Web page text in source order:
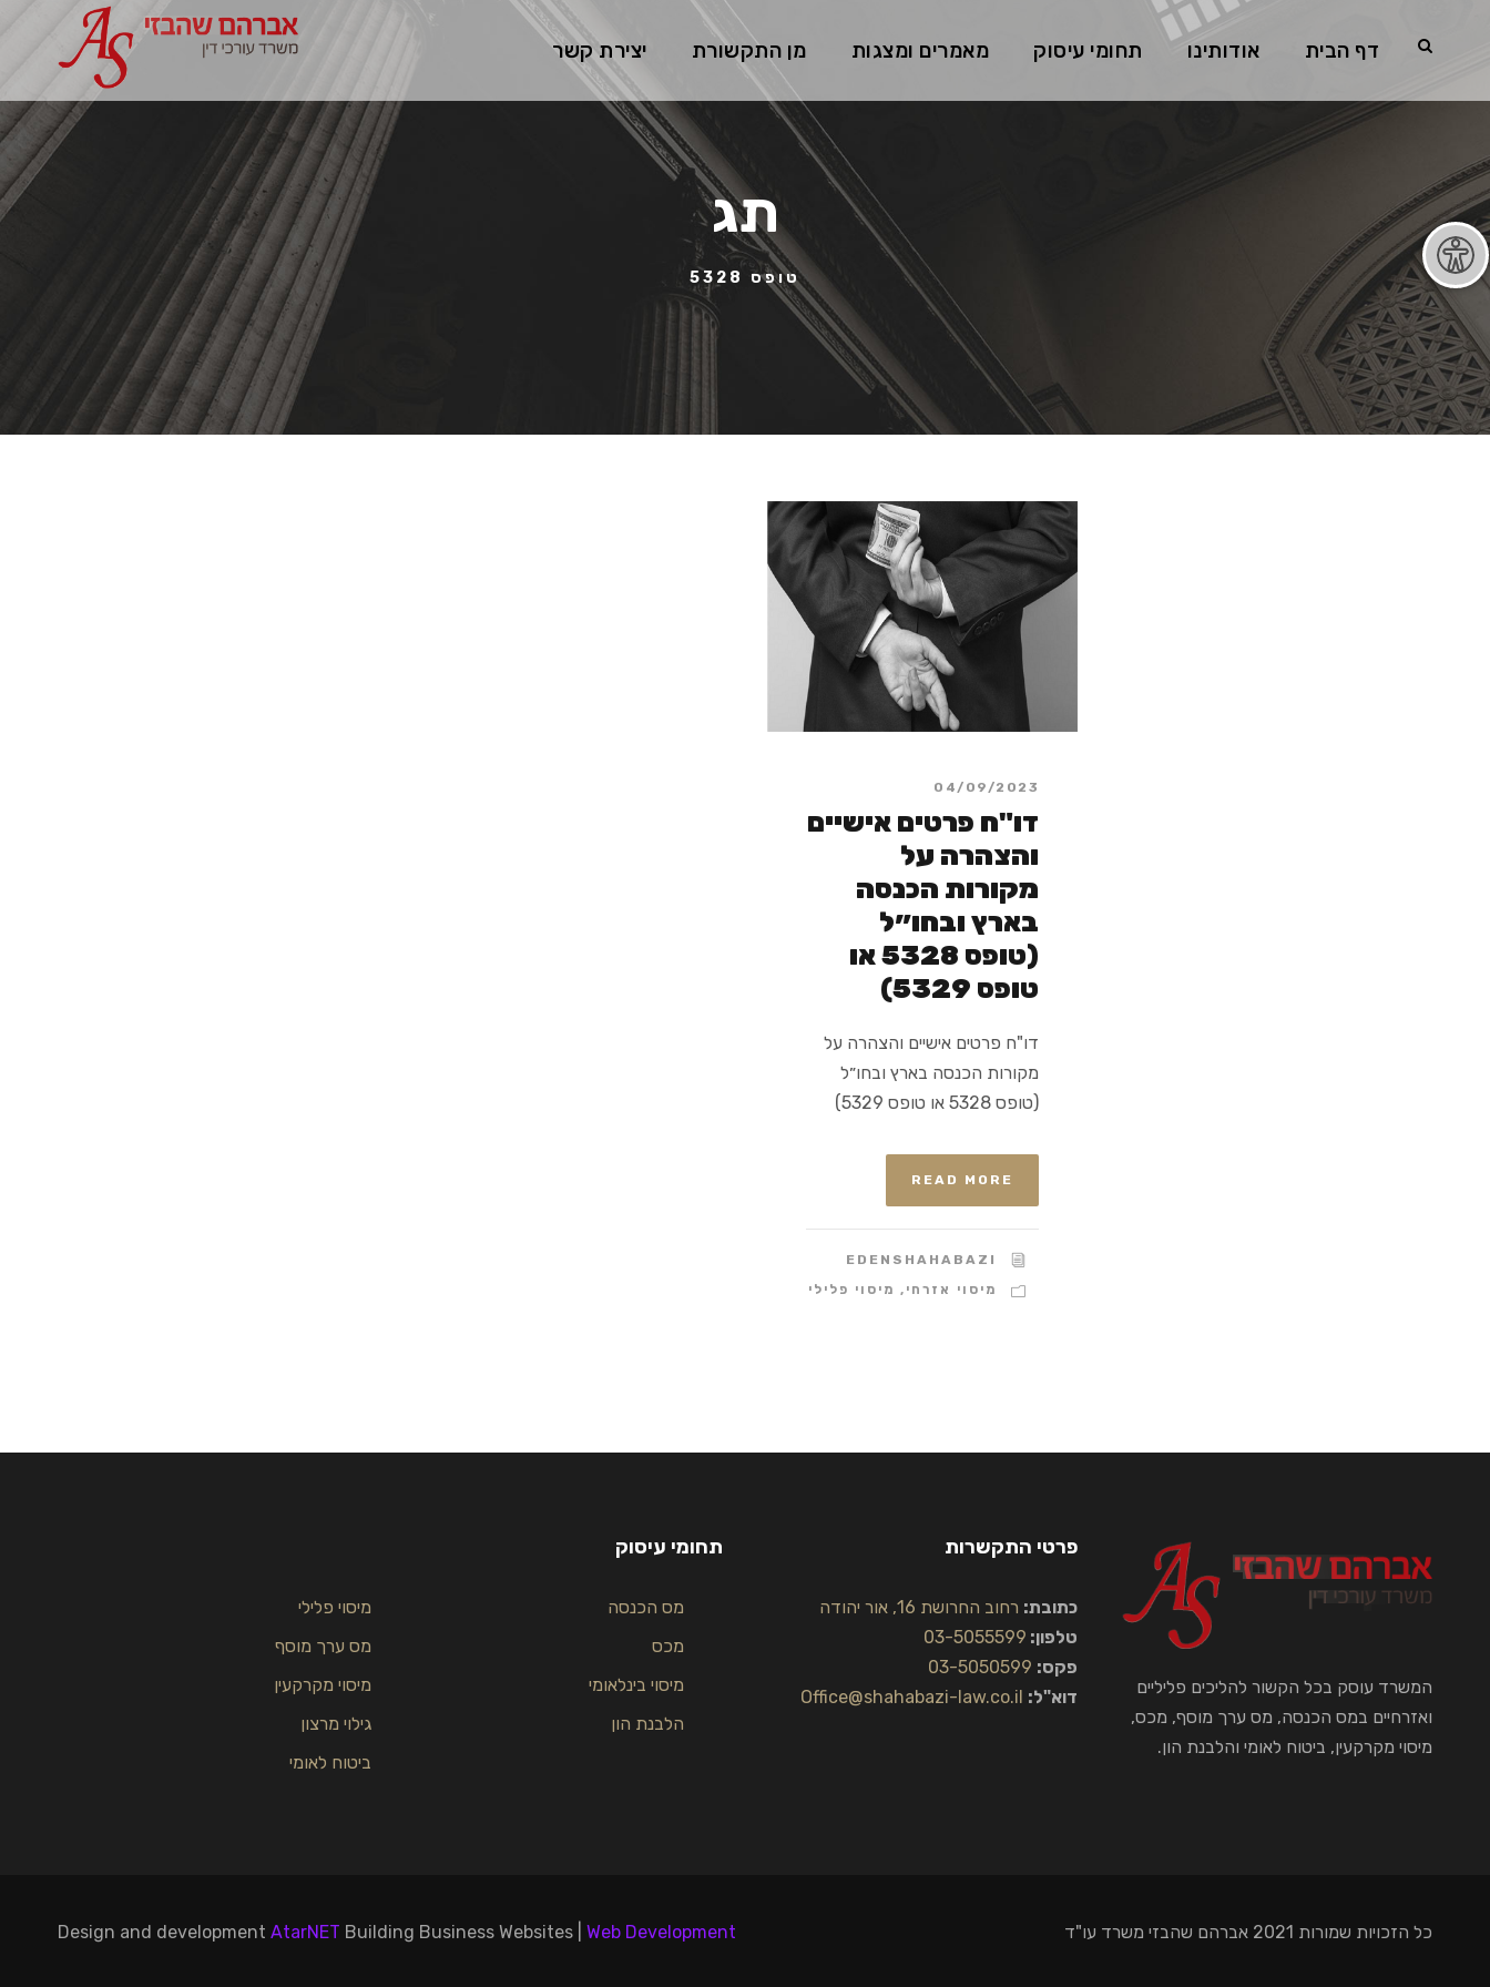
דף הבית אודותינו תחומי עיסוק מאמרים ומצגות מן התקשורת יצירת קשר
תג
טופס 5328
04/09/2023
דו"ח פרטים אישיים
והצהרה על
מקורות הכנסה
בארץ ובחו״ל
(טופס 5328 או
טופס 5329)
דו"ח פרטים אישיים והצהרה על
מקורות הכנסה בארץ ובחו״ל
(טופס 5328 או טופס 5329)
READ MORE
EDENSHAHABAZI
מיסוי אזרחי , מיסוי פלילי
המשרד עוסק בכל הקשור להליכים פליליים
ואזרחיים במס הכנסה, מס ערך מוסף, מכס,
מיסוי מקרקעין, ביטוח לאומי והלבנת הון.
פרטי התקשרות
כתובת: רחוב החרושת 16, אור יהודה
טלפון: 03-5055599
פקס: 03-5050599
דוא"ל: Office@shahabazi-law.co.il
תחומי עיסוק
מיסוי פלילי
מס הכנסה
מס ערך מוסף
מכס
מיסוי מקרקעין
מיסוי בינלאומי
גילוי מרצון
הלבנת הון
ביטוח לאומי
Design and development AtarNET Building Business Websites | Web Development כל הזכויות שמורות 2021 אברהם שהבזי משרד עו"ד